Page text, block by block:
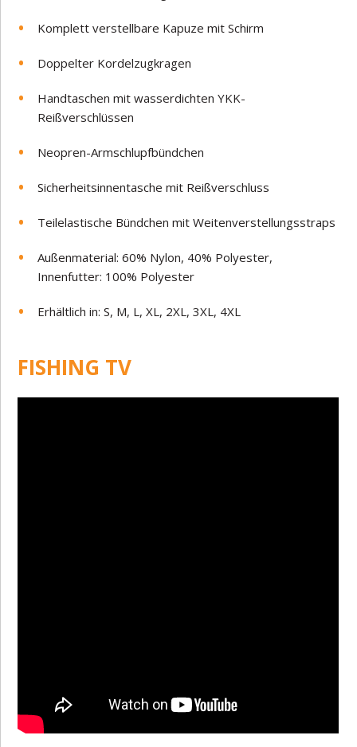
Komplett verstellbare Kapuze mit Schirm
Doppelter Kordelzugkragen
Handtaschen mit wasserdichten YKK-
Reißverschlüssen
Neopren-Armschlupfbündchen
Sicherheitsinnentasche mit Reißverschluss
Teilelastische Bündchen mit Weitenverstellungsstraps
Außenmaterial: 60% Nylon, 40% Polyester,
Innenfutter: 100% Polyester
Erhältlich in: S, M, L, XL, 2XL, 3XL, 4XL
FISHING TV